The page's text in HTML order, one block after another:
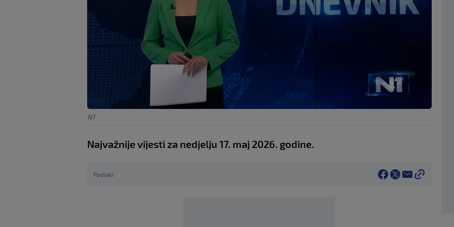
N1
Najvažnije vijesti za nedjelju 17. maj 2026. godine.
Podijeli